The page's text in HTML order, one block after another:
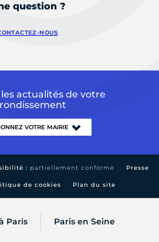
Paris Paris en Seine
question ?
NOUS
actualités de votre
: partiellement conforme Presse
de cookies Plan du site